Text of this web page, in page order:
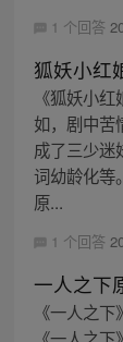
1 个回答
狐妖小红
《狐妖小
如，剧中苦
成了三少迷
词幼龄化等
原...
1 个回答
一人之下
《一人之